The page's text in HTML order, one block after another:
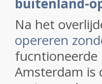
Na het
opereren
fucntioneerde
Amsterdam is